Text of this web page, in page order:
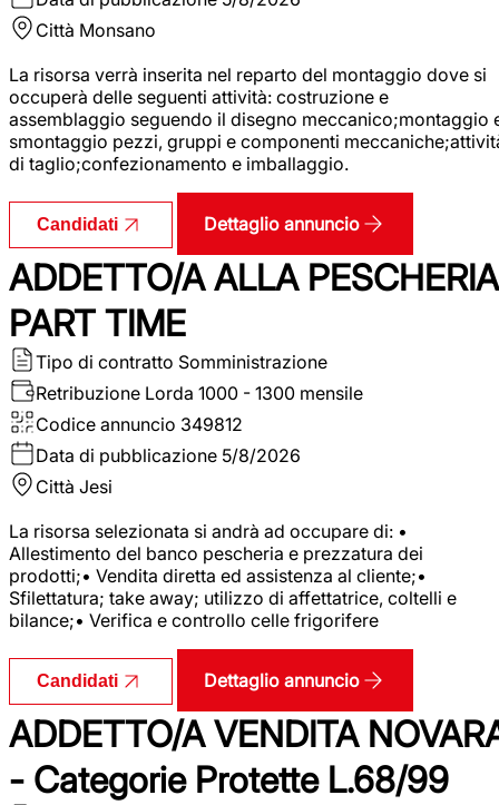
Città Monsano
La risorsa verrà inserita nel reparto del montaggio dove si
occuperà delle seguenti attività: costruzione e
assemblaggio seguendo il disegno meccanico;montaggio
smontaggio pezzi, gruppi e componenti
di taglio;confezionamento e imballaggio.
Candidati Dettaglio annuncio
ADDETTO/A ALLA PESCHERIA
PART TIME
Tipo di contratto Somministrazione
Retribuzione Lorda 1000 - 1300 mensile
Codice annuncio 349812
Data di pubblicazione 5/8/2026
Città Jesi
La risorsa selezionata si andrà ad occupare di: •
Allestimento del banco pescheria e prezzatura dei
prodotti;• Vendita diretta ed assistenza al cliente;•
Sfilettatura; take away; utilizzo di affettatrice, coltelli e
bilance;• Verifica e controllo celle frigorifere
Candidati Dettaglio annuncio
ADDETTO/A VENDITA
- Categorie Protette L.68/99